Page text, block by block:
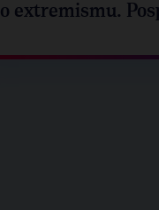
o extremismu.